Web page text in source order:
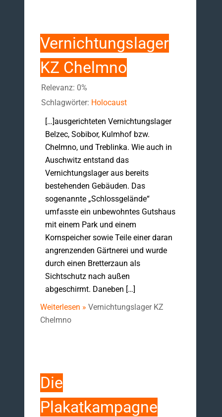
Vernichtungslager
KZ Chelmno
Relevanz: 0%
Schlagwörter: Holocaust
[…]ausgerichteten Vernichtungslager
Belzec, Sobibor, Kulmhof bzw.
Chelmno, und Treblinka. Wie auch in
Auschwitz entstand das
Vernichtungslager aus bereits
bestehenden Gebäuden. Das
sogenannte „Schlossgelände“
umfasste ein unbewohntes Gutshaus
mit einem Park und einem
Kornspeicher sowie Teile einer daran
angrenzenden Gärtnerei und wurde
durch einen Bretterzaun als
Sichtschutz nach außen
abgeschirmt. Daneben […]
Weiterlesen » Vernichtungslager KZ
Chelmno
Die
Plakatkampagne